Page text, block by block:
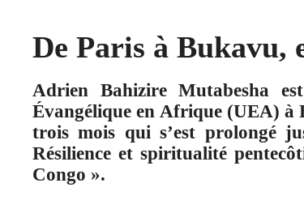
De Paris à Bukavu,
Adrien Bahizire Mutabesha
Évangélique en Afrique (UEA) à
trois mois qui s’est prolongé
Résilience et spiritualité
Congo ».